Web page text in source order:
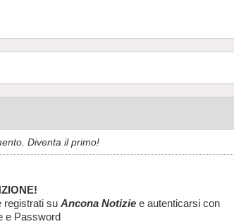
Diventa il primo!
registrati su Ancona Notiziee autenticarsi con
e Password